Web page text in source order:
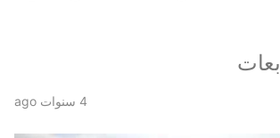
4 سنوات ago